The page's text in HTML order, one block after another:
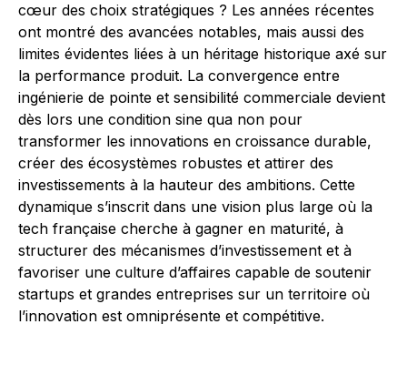
cœur des choix stratégiques ? Les années récentes
ont montré des avancées notables, mais aussi des
limites évidentes liées à un héritage historique axé sur
la performance produit. La convergence entre
ingénierie de pointe et sensibilité commerciale devient
dès lors une condition sine qua non pour
transformer les innovations en croissance durable,
créer des écosystèmes robustes et attirer des
investissements à la hauteur des ambitions. Cette
dynamique s’inscrit dans une vision plus large où la
tech française cherche à gagner en maturité, à
structurer des mécanismes d’investissement et à
favoriser une culture d’affaires capable de soutenir
startups et grandes entreprises sur un territoire où
l’innovation est omniprésente et compétitive.